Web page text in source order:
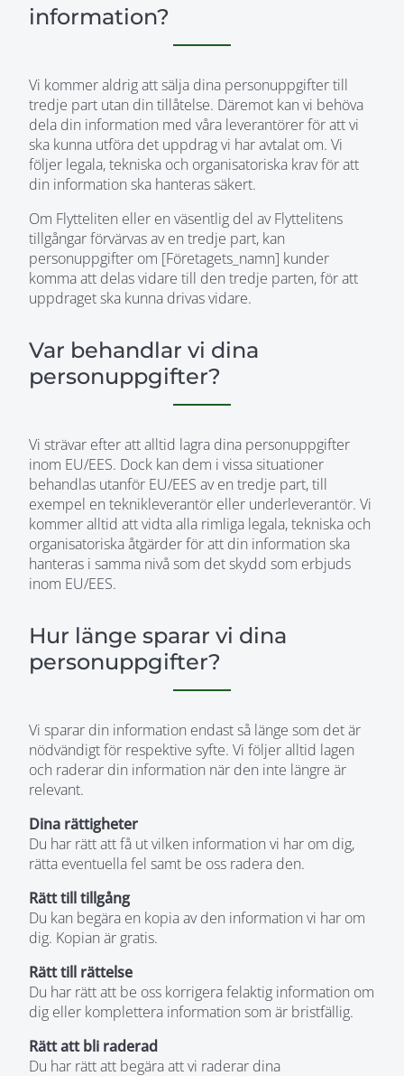
information?
Vi kommer aldrig att sälja dina personuppgifter till
tredje part utan din tillåtelse. Däremot kan vi behöva
dela din information med våra leverantörer för att vi
ska kunna utföra det uppdrag vi har avtalat om. Vi
följer legala, tekniska och organisatoriska krav för att
din information ska hanteras säkert.
Om Flytteliten eller en väsentlig del av Flyttelitens
tillgångar förvärvas av en tredje part, kan
personuppgifter om [Företagets_namn] kunder
komma att delas vidare till den tredje parten, för att
uppdraget ska kunna drivas vidare.
Var behandlar vi dina
personuppgifter?
Vi strävar efter att alltid lagra dina personuppgifter
inom EU/EES. Dock kan dem i vissa situationer
behandlas utanför EU/EES av en tredje part, till
exempel en teknikleverantör eller underleverantör. Vi
kommer alltid att vidta alla rimliga legala, tekniska och
organisatoriska åtgärder för att din information ska
hanteras i samma nivå som det skydd som erbjuds
inom EU/EES.
Hur länge sparar vi dina
personuppgifter?
Vi sparar din information endast så länge som det är
nödvändigt för respektive syfte. Vi följer alltid lagen
och raderar din information när den inte längre är
relevant.
Dina rättigheter
Du har rätt att få ut vilken information vi har om dig,
rätta eventuella fel samt be oss radera den.
Rätt till tillgång
Du kan begära en kopia av den information vi har om
dig. Kopian är gratis.
Rätt till rättelse
Du har rätt att be oss korrigera felaktig information om
dig eller komplettera information som är bristfällig.
Rätt att bli raderad
Du har rätt att begära att vi raderar dina